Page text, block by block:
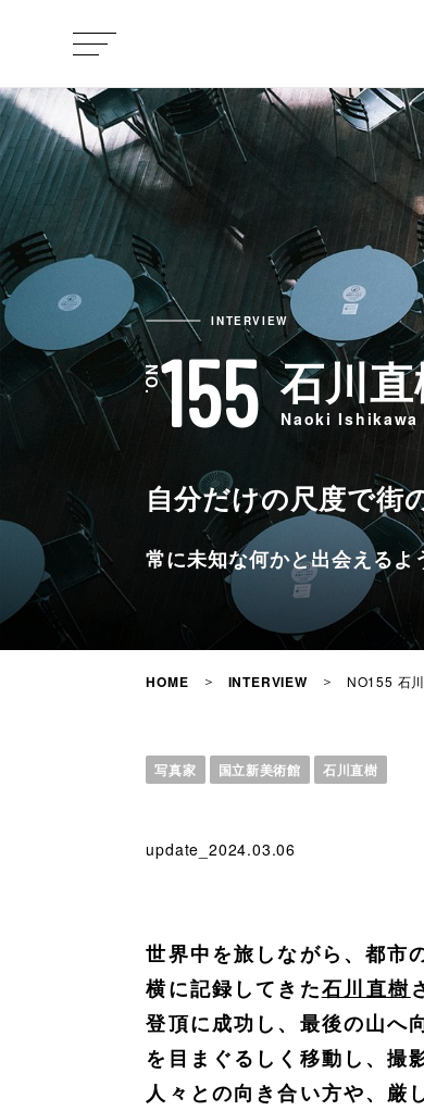
INTERVIEW
155 石川
Naoki
自分だけの尺度で街
常に未知な何かと出会えるよ
HOME INTERVIEW NO155 石
写真家 国立新美術館 石川直樹
update_2024.03.06
世界中を旅しながら、都市
横に記録してきた石川直樹
登頂に成功し、最後の山へ
を目まぐるしく移動し、撮
人々との向き合い方や、厳